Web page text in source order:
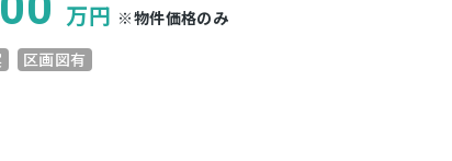
万円 ※物件価格のみ
区画図有